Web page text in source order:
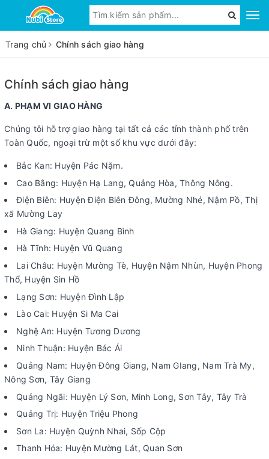
Trang chủ Chính sách giao hàng
Chính sách giao hàng
A. PHẠM VI GIAO HÀNG
Chúng tôi hỗ trợ giao hàng tại tất cả các tỉnh thành phố trên
Toàn Quốc, ngoại trừ một số khu vực dưới đây:
Bắc Kan: Huyện Pác Nặm.
Cao Bằng: Huyện Hạ Lang, Quảng Hòa, Thông Nông.
Điện Biên: Huyện Điện Biên Đông, Mường Nhé, Nậm Pồ, Thị
xã Mường Lay
Hà Giang: Huyện Quang Bình
Hà Tĩnh: Huyện Vũ Quang
Lai Châu: Huyện Mường Tè, Huyện Nậm Nhùn, Huyện Phong
Thổ, Huyện Sìn Hồ
Lạng Sơn: Huyện Đình Lập
Lào Cai: Huyện Si Ma Cai
Nghệ An: Huyện Tương Dương
Ninh Thuận: Huyện Bác Ái
Quảng Nam: Huyện Đông Giang, Nam GIang, Nam Trà My,
Nông Sơn, Tây Giang
Quảng Ngãi: Huyện Lý Sơn, Minh Long, Sơn Tây, Tây Trà
Quảng Trị: Huyện Triệu Phong
Sơn La: Huyện Quỳnh Nhai, Sốp Cộp
Thanh Hóa: Huyện Mường Lát, Quan Sơn